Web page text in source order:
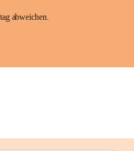
abweichen.